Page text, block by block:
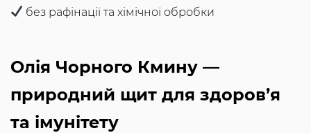
без рафінації та хімічної обробки
Олія Чорного Кмину —
природний щит для здоров’я
та імунітету